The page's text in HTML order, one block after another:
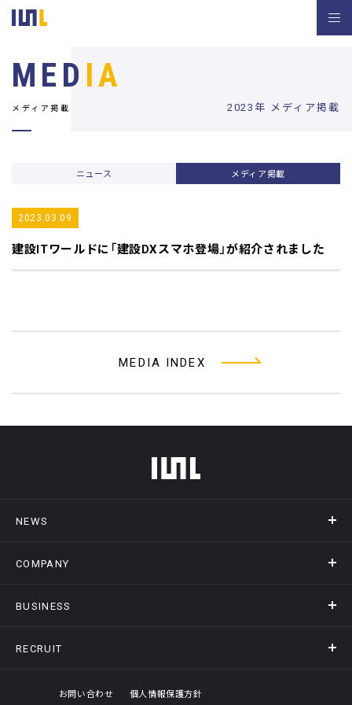
2023年 メディア掲載
MED IA
メディア掲載
ニュース メディア掲載
2023.03.09
建設ITワールドに「建設DXスマホ登場」が紹介されました
MEDIA INDEX
フッターメニュー
NEWS
ニュース
COMPANY
会社概要
オフィスギャラリー
BUSINESS
事業情報トップ
RECRUIT
採用情報トップ
お問い合わせ 個人情報保護方針